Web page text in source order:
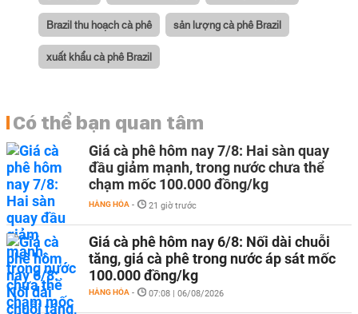
Brazil thu hoạch cà phê sản lượng cà phê Brazil
xuất khẩu cà phê Brazil
Có thể bạn quan tâm
Giá cà phê hôm nay 7/8: Hai sàn quay
đầu giảm mạnh, trong nước chưa thể
chạm mốc 100.000 đồng/kg
HÀNG HÓA - 21 giờ trước
Giá cà phê hôm nay 6/8: Nối dài chuỗi
tăng, giá cà phê trong nước áp sát mốc
100.000 đồng/kg
HÀNG HÓA - 07:08 | 06/08/2026